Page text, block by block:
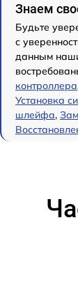
Знаем
Будьте
с
данным
контроллера
Установка
шлейфа,